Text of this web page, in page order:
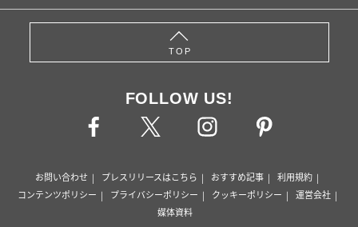
TOP
FOLLOW US!
お問い合わせ プレスリリースはこちら おすすめ記事
利用規約
コンテンツポリシー
プライバシーポリシー クッキーポリシー
運営会社
媒体資料